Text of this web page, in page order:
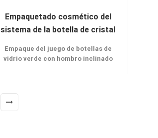
Empaquetado cosmético del
sistema de la botella de cristal
Empaque del juego de botellas de
vidrio verde con hombro inclinado